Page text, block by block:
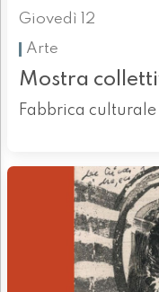
Giovedì 12
Arte
Mostra
Fabbrica